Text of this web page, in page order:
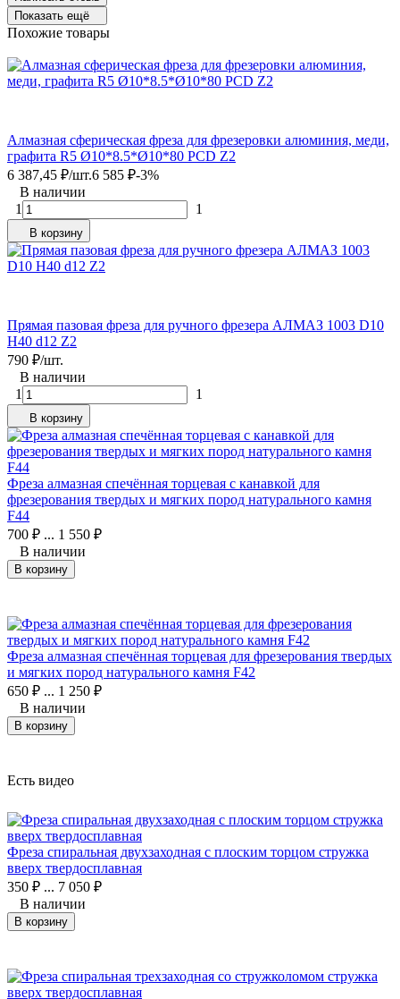
Показать ещё
Похожие товары
Алмазная сферическая фреза для фрезеровки алюминия, меди,
графита R5 Ø10*8.5*Ø10*80 PCD Z2
6 387,45 ₽/шт.6 585 ₽-3%
В наличии
1
1
В корзину
Прямая пазовая фреза для ручного фрезера АЛМАЗ 1003 D10
H40 d12 Z2
790 ₽/шт.
В наличии
1
1
В корзину
Фреза алмазная спечённая торцевая с канавкой для
фрезерования твердых и мягких пород натурального камня
F44
700 ₽ ... 1 550 ₽
В наличии
В корзину
Фреза алмазная спечённая торцевая для фрезерования твердых
и мягких пород натурального камня F42
650 ₽ ... 1 250 ₽
В наличии
В корзину
Есть видео
Фреза спиральная двухзаходная с плоским торцом стружка
вверх твердосплавная
350 ₽ ... 7 050 ₽
В наличии
В корзину